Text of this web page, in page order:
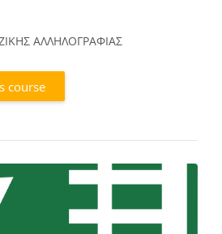
ΑΛΛΗΛΟΓΡΑΦΙΑΣ
course